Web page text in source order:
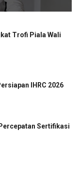
Trofi Piala Wali
IHRC 2026
Sertifikasi